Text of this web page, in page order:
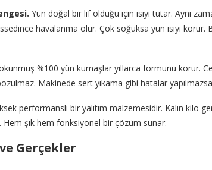
Yün doğal bir lif olduğu için ısıyı tutar. Aynı
havalanma olur. Çok soğuksa yün ısıyı
%100 yün kumaşlar yıllarca formunu korur.
Makinede sert yıkama gibi hatalar
performanslı bir yalıtım malzemesidir. Kalın kilo
şık hem fonksiyonel bir çözüm sunar.
Gerçekler